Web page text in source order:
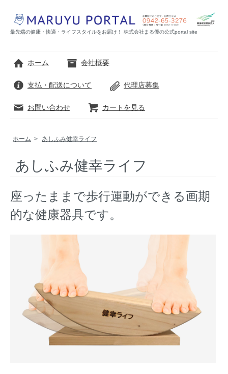
最先端の健康・快適・ライフスタイルをお届け！ 株式会社まる優の公式portal site
ホーム 会社概要
支払・配送について 代理店募集
お問い合わせ カートを見る
ホーム > あしふみ健幸ライフ
あしふみ健幸ライフ
座ったままで歩行運動ができる画期
的な健康器具です。